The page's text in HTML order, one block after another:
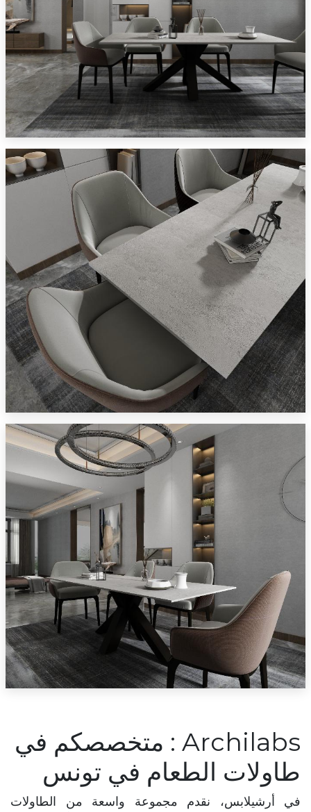
Archilabs : متخصصكم في
طاولات الطعام في تونس
في أرشيلابس، نقدم مجموعة واسعة من الطاولات